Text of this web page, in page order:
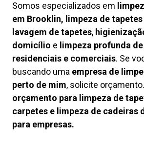
Somos especializados em
em Brooklin, limpeza de tapetes
lavagem de tapetes,
domicílio e limpeza profunda
residenciais e comerciais. Se
buscando uma empresa de
perto de mim, solicite
orçamento para limpeza de
carpetes e limpeza de cadeiras
para empresas.